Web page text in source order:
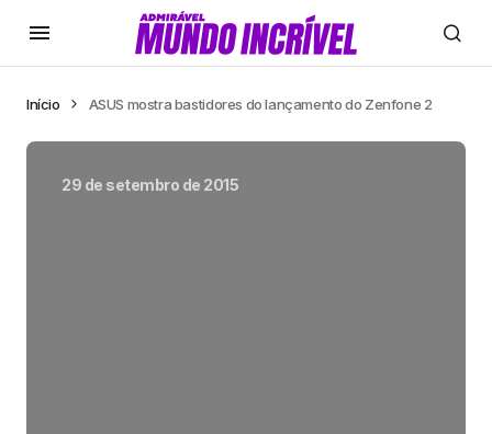
Início ASUS mostra bastidores do lançamento do Zenfone 2
29 de setembro de 2015